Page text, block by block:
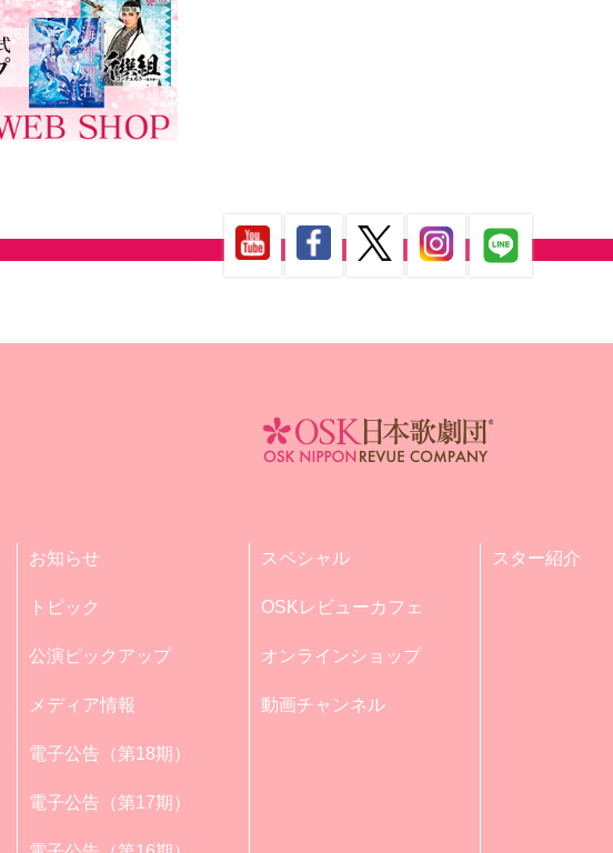
お知らせ
トピック
公演ピックアップ
メディア情報
電子公告（第18期）
電子公告（第17期）
スペシャル
OSKレビューカフェ
オンラインショップ
動画チャンネル
スター紹介